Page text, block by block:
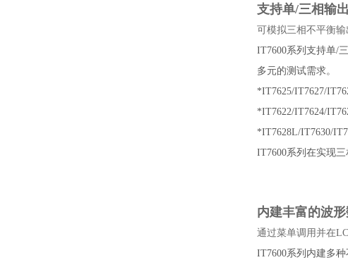
支持单/三相输出
可模拟三相不平衡输
IT7600系列支持单/
多元的测试需求。
*IT7625/IT7627/
*IT7622/IT7624/
*IT7628L/IT7630/
IT7600系列在实现
内建丰富的波
通过菜单调用并在
IT7600系列内建多